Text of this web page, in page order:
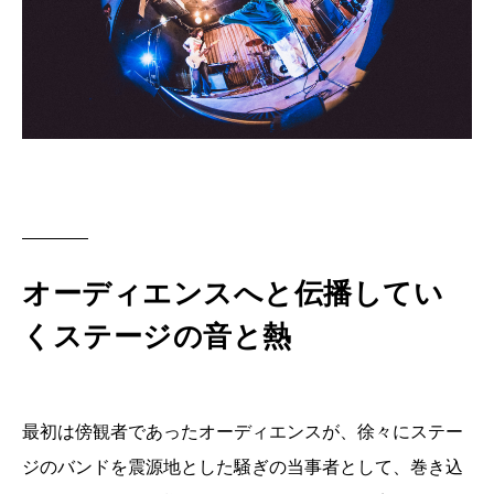
オーディエンスへと伝播してい
くステージの音と熱
最初は傍観者であったオーディエンスが、徐々にステー
ジのバンドを震源地とした騒ぎの当事者として、巻き込